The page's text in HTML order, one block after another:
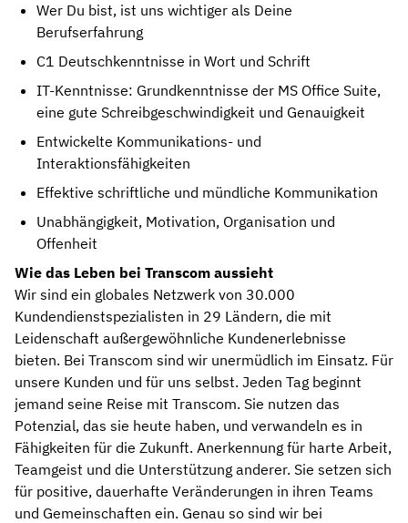
Wer Du bist, ist uns wichtiger als Deine
Berufserfahrung
C1 Deutschkenntnisse in Wort und Schrift
IT-Kenntnisse: Grundkenntnisse der MS Office Suite,
eine gute Schreibgeschwindigkeit und Genauigkeit
Entwickelte Kommunikations- und
Interaktionsfähigkeiten
Effektive schriftliche und mündliche Kommunikation
Unabhängigkeit, Motivation, Organisation und
Offenheit
Wie das Leben bei Transcom aussieht
Wir sind ein globales Netzwerk von 30.000
Kundendienstspezialisten in 29 Ländern, die mit
Leidenschaft außergewöhnliche Kundenerlebnisse
bieten. Bei Transcom sind wir unermüdlich im Einsatz. Für
unsere Kunden und für uns selbst. Jeden Tag beginnt
jemand seine Reise mit Transcom. Sie nutzen das
Potenzial, das sie heute haben, und verwandeln es in
Fähigkeiten für die Zukunft. Anerkennung für harte Arbeit,
Teamgeist und die Unterstützung anderer. Sie setzen sich
für positive, dauerhafte Veränderungen in ihren Teams
und Gemeinschaften ein. Genau so sind wir bei